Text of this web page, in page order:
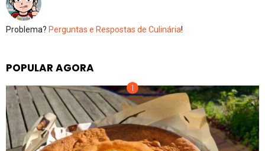
Problema? Perguntas e Respostas de Culinária!
POPULAR AGORA